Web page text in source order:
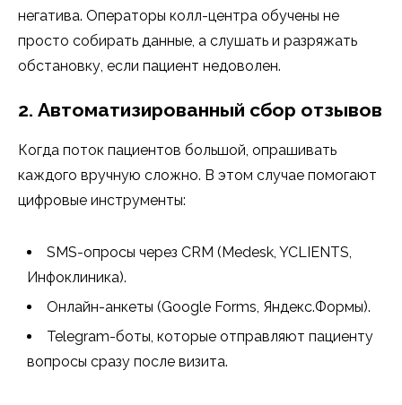
негатива. Операторы колл-центра обучены не
просто собирать данные, а слушать и разряжать
обстановку, если пациент недоволен.
2. Автоматизированный сбор отзывов
Когда поток пациентов большой, опрашивать
каждого вручную сложно. В этом случае помогают
цифровые инструменты:
SMS-опросы через CRM (Medesk, YCLIENTS,
Инфоклиника).
Онлайн-анкеты (Google Forms, Яндекс.Формы).
Telegram-боты, которые отправляют пациенту
вопросы сразу после визита.